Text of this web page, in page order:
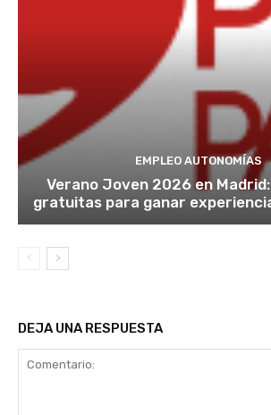
EMPLEO AUTONOMÍAS
Verano Joven 2026 en
gratuitas para ganar
DEJA UNA RESPUESTA